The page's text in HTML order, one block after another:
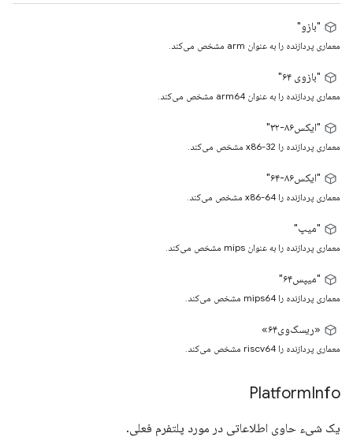
"بازو"
معماری پردازنده را به عنوان arm مشخص می‌کند.
"بازوی ۶۴"
معماری پردازنده را به عنوان arm64 مشخص می‌کند.
"ایکس۸۶-۳۲"
معماری پردازنده را x86-32 مشخص می‌کند.
"ایکس۸۶-۶۴"
معماری پردازنده را x86-64 مشخص می‌کند.
"میپ"
معماری پردازنده را به عنوان mips مشخص می‌کند.
"میپس۶۴"
معماری پردازنده را mips64 مشخص می‌کند.
«ریسک‌وی۶۴»
معماری پردازنده را riscv64 مشخص می‌کند.
PlatformInfo
یک شیء حاوی اطلاعاتی در مورد پلتفرم فعلی.